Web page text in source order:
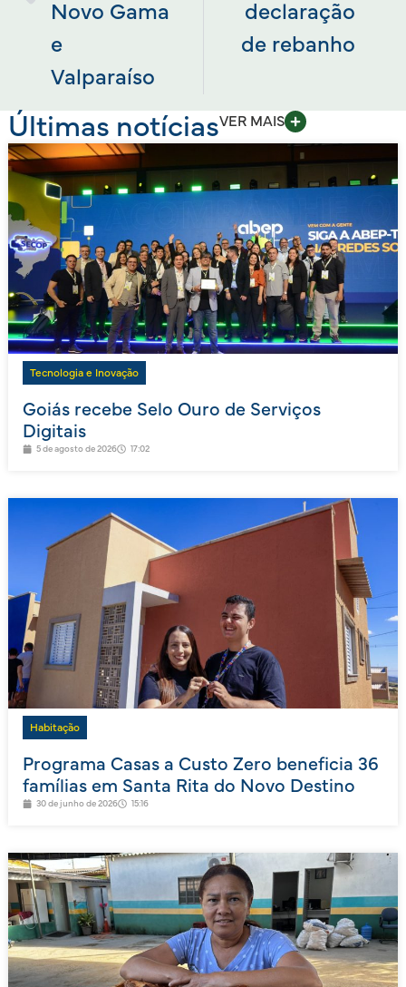
Novo Gama
e
Valparaíso
declaração
de rebanho
Últimas notíciasVER MAIS
Tecnologia e Inovação
Goiás recebe Selo Ouro de Serviços
Digitais
5 de agosto de 2026 17:02
Habitação
Programa Casas a Custo Zero beneficia 36
famílias em Santa Rita do Novo Destino
30 de junho de 2026 15:16